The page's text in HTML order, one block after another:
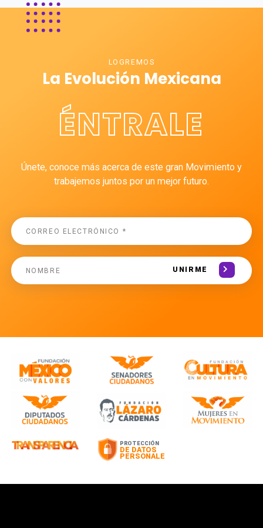
LOGREMOS
La Evolución Mexicana
ÉNTRALE
Únete, conoce más acerca de este gran Movimiento y
trabajemos juntos por un mejor futuro.
UNIRME